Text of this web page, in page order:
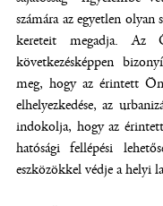
számára az egyetlen
kereteit megadja. Az
következésképpen
meg, hogy az érintett
elhelyezkedése, az
indokolja, hogy az
hatósági fellépési
eszközökkel védje a helyi